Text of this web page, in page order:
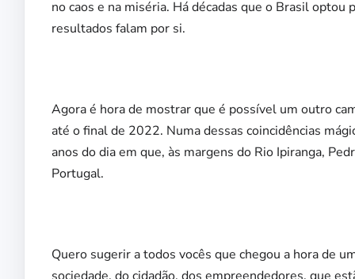
no caos e na miséria. Há décadas que o Brasil
resultados falam por si.
Agora é hora de mostrar que é possível um outro
até o final de 2022. Numa dessas coincidências
anos do dia em que, às margens do Rio Ipiranga,
Portugal.
Quero sugerir a todos vocês que chegou a hora de